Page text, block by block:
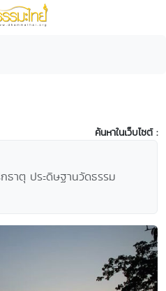
ค้นหาในเว็บไซต์ :
าตุ ประดิษฐานวัดธรรม